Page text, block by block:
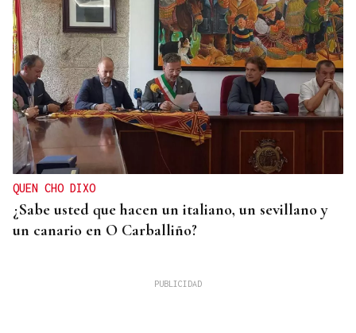
QUEN CHO DIXO
¿Sabe usted que hacen un italiano, un sevillano y
un canario en O Carballiño?